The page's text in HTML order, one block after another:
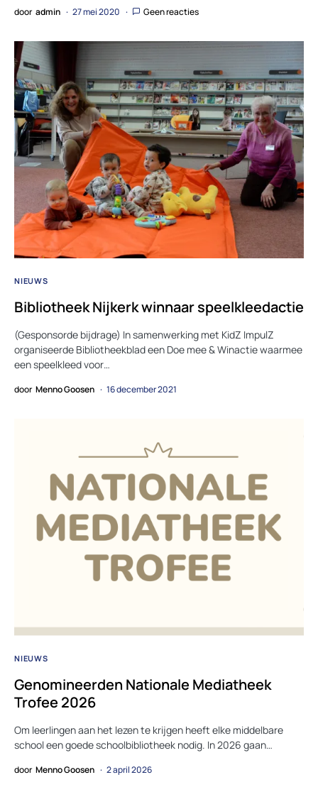
door admin 27 mei 2020 Geen reacties
NIEUWS
Bibliotheek Nijkerk winnaar speelkleedactie
(Gesponsorde bijdrage) In samenwerking met KidZ ImpulZ
organiseerde Bibliotheekblad een Doe mee & Winactie waarmee
een speelkleed voor…
door Menno Goosen 16 december 2021
NIEUWS
Genomineerden Nationale Mediatheek
Trofee 2026
Om leerlingen aan het lezen te krijgen heeft elke middelbare
school een goede schoolbibliotheek nodig. In 2026 gaan…
door Menno Goosen 2 april 2026